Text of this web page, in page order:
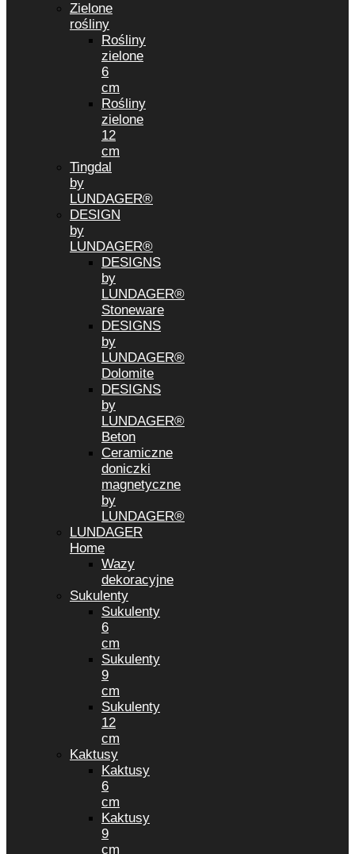
Zielone
rośliny
Rośliny
zielone
6
cm
Rośliny
zielone
12
cm
Tingdal
by
LUNDAGER®
DESIGN
by
LUNDAGER®
DESIGNS
by
LUNDAGER®
Stoneware
DESIGNS
by
LUNDAGER®
Dolomite
DESIGNS
by
LUNDAGER®
Beton
Ceramiczne
doniczki
magnetyczne
by
LUNDAGER®
LUNDAGER
Home
Wazy
dekoracyjne
Sukulenty
Sukulenty
6
cm
Sukulenty
9
cm
Sukulenty
12
cm
Kaktusy
Kaktusy
6
cm
Kaktusy
9
cm